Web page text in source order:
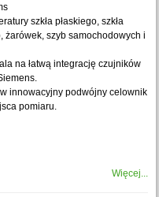
szkła płaskiego, szkła
żarówek, szyb samochodowych i
na łatwą integrację czujników
innowacyjny podwójny celownik
pomiaru.
Więcej...